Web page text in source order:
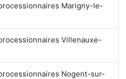
Marigny-le-
Villenauxe-
Nogent-sur-